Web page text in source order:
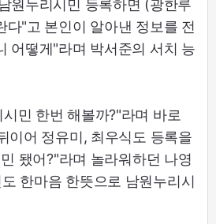
원누리시민 등록하면 (광한루
다"고 본인이 알아낸 정보를 전
어떻게"라며 박서준의 서치 능
민 한번 해볼까?"라며 바로
이어 정유미, 최우식도 등록을
됐어?"라며 놀라워하던 나영
한마음 한뜻으로 남원누리시